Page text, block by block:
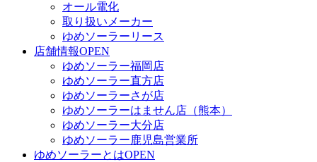
オール電化
取り扱いメーカー
ゆめソーラーリース
店舗情報OPEN
ゆめソーラー福岡店
ゆめソーラー直方店
ゆめソーラーさが店
ゆめソーラーはません店（熊本）
ゆめソーラー大分店
ゆめソーラー鹿児島営業所
ゆめソーラーとはOPEN